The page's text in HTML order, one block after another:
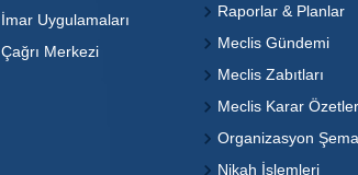
İmar Uygulamaları
Çağrı Merkezi
Raporlar & Planlar
Meclis Gündemi
Meclis Zabıtları
Meclis Karar
Organizasyon
Nikah İşlemleri